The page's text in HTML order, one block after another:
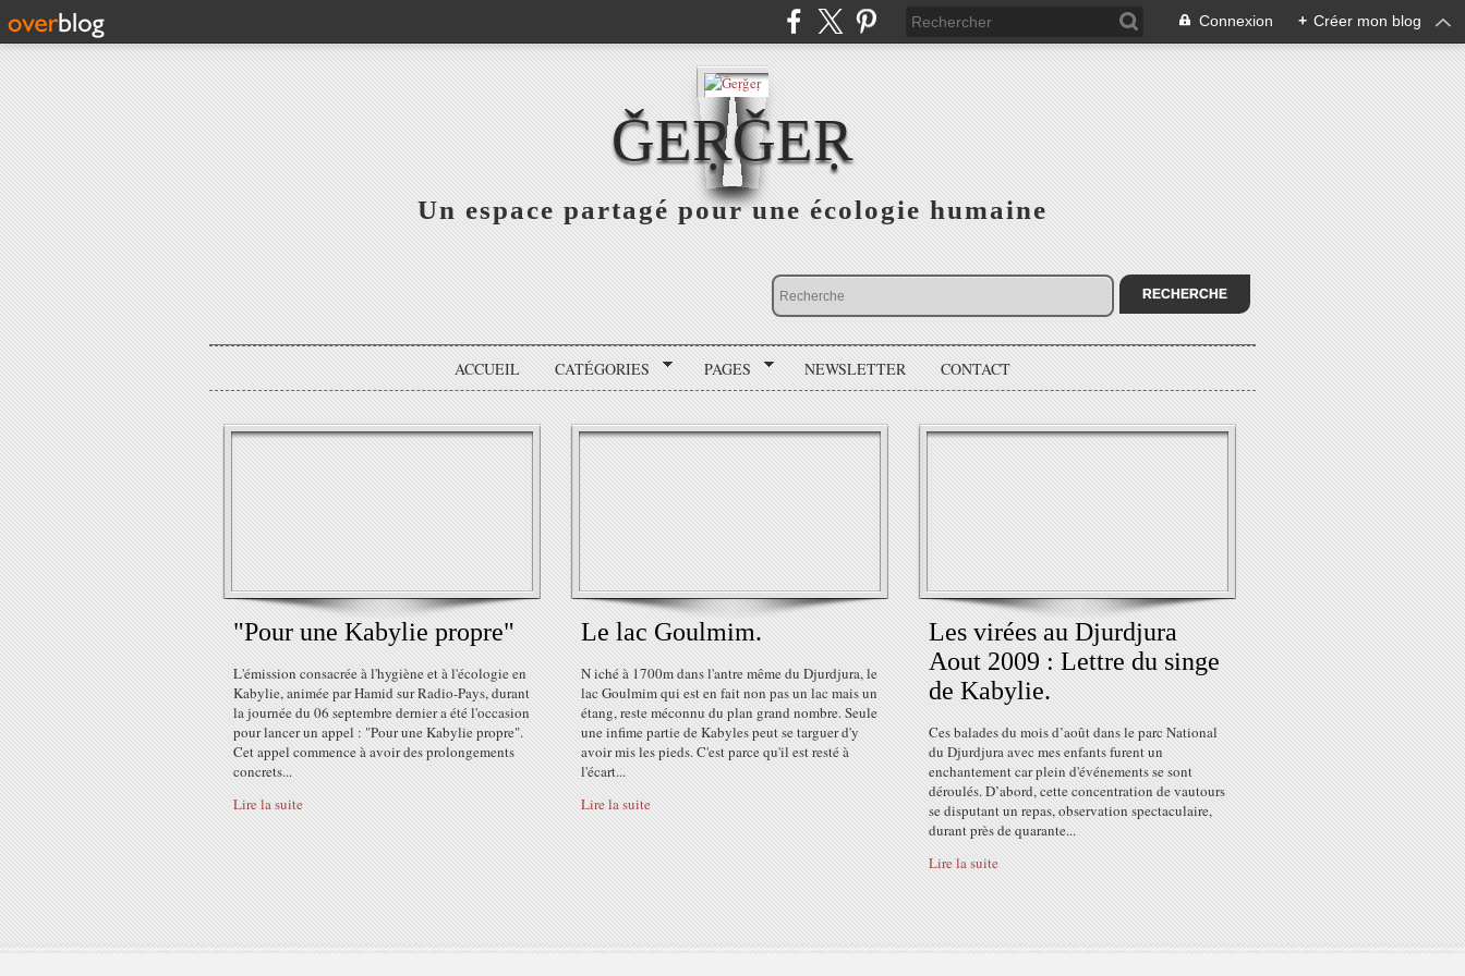
Connexion + Créer mon blog
ǦEṚǦEṚ
Un espace partagé pour une écologie humaine
ACCUEIL CATÉGORIES PAGES NEWSLETTER CONTACT
"Pour une Kabylie propre"
L'émission consacrée à l'hygiène et à l'écologie en
Kabylie, animée par Hamid sur Radio-Pays, durant
la journée du 06 septembre dernier a été l'occasion
pour lancer un appel : "Pour une Kabylie propre".
Cet appel commence à avoir des prolongements
concrets...
Lire la suite
Le lac Goulmim.
N iché à 1700m dans l'antre même du Djurdjura, le
lac Goulmim qui est en fait non pas un lac mais un
étang, reste méconnu du plan grand nombre. Seule
une infime partie de Kabyles peut se targuer d'y
avoir mis les pieds. C'est parce qu'il est resté à
l'écart...
Lire la suite
Les virées au Djurdjura
Aout 2009 : Lettre du singe
de Kabylie.
Ces balades du mois d’août dans le parc National
du Djurdjura avec mes enfants furent un
enchantement car plein d'événements se sont
déroulés. D’abord, cette concentration de vautours
se disputant un repas, observation spectaculaire,
durant près de quarante...
Lire la suite